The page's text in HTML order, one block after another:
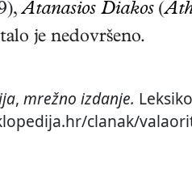
Atanasios Diakos (
je nedovršeno.
, mrežno izdanje.
clanak/